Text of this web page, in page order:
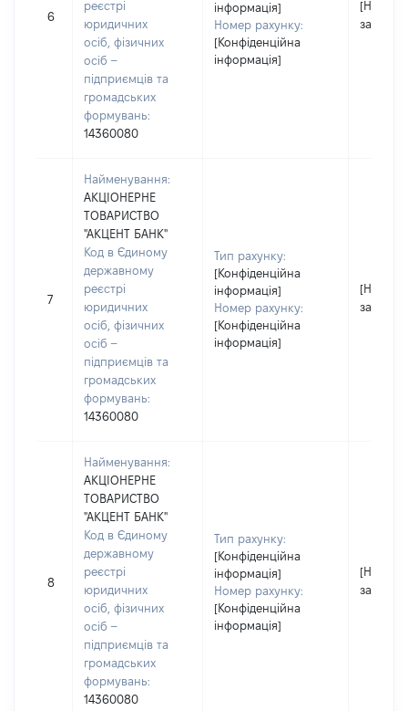
6
реєстрі
юридичних
осіб, фізичних
осіб –
підприємців та
громадських
формувань:
14360080
інформація]
Номер рахунку:
[Конфіденційна
інформація]
[Не
7
Найменування:
АКЦІОНЕРНЕ
ТОВАРИСТВО
"АКЦЕНТ БАНК"
Код в Єдиному
державному
реєстрі
юридичних
осіб, фізичних
осіб –
підприємців та
громадських
формувань:
14360080
Тип рахунку:
[Конфіденційна
інформація]
Номер рахунку:
[Конфіденційна
інформація]
[Не
8
Найменування:
АКЦІОНЕРНЕ
ТОВАРИСТВО
"АКЦЕНТ БАНК"
Код в Єдиному
державному
реєстрі
юридичних
осіб, фізичних
осіб –
підприємців та
громадських
формувань:
14360080
Тип рахунку:
[Конфіденційна
інформація]
Номер рахунку:
[Конфіденційна
інформація]
[Не